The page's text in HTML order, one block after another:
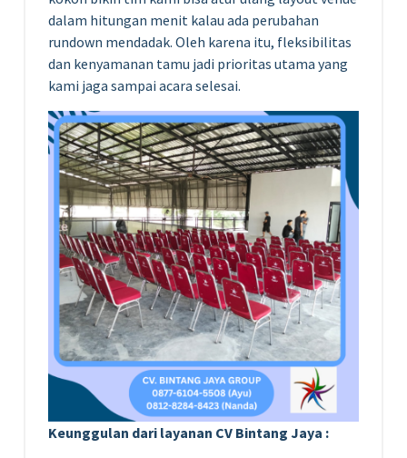
dalam hitungan menit kalau ada perubahan
rundown mendadak. Oleh karena itu, fleksibilitas
dan kenyamanan tamu jadi prioritas utama yang
kami jaga sampai acara selesai.
Keunggulan dari layanan CV Bintang Jaya :